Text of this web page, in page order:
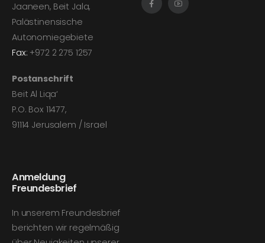
Jaaneen, Beit Jala,
Palästinensische
Autonomiegebiete
Fax: +972 2 275 1257
Postanschrift
Beit Al Liqa‘
P.O. Box 11477,
91114 Jerusalem / Israel
Anmeldung
Freundesbrief
In unserem Freundesbrief
berichten wir regelmäßig